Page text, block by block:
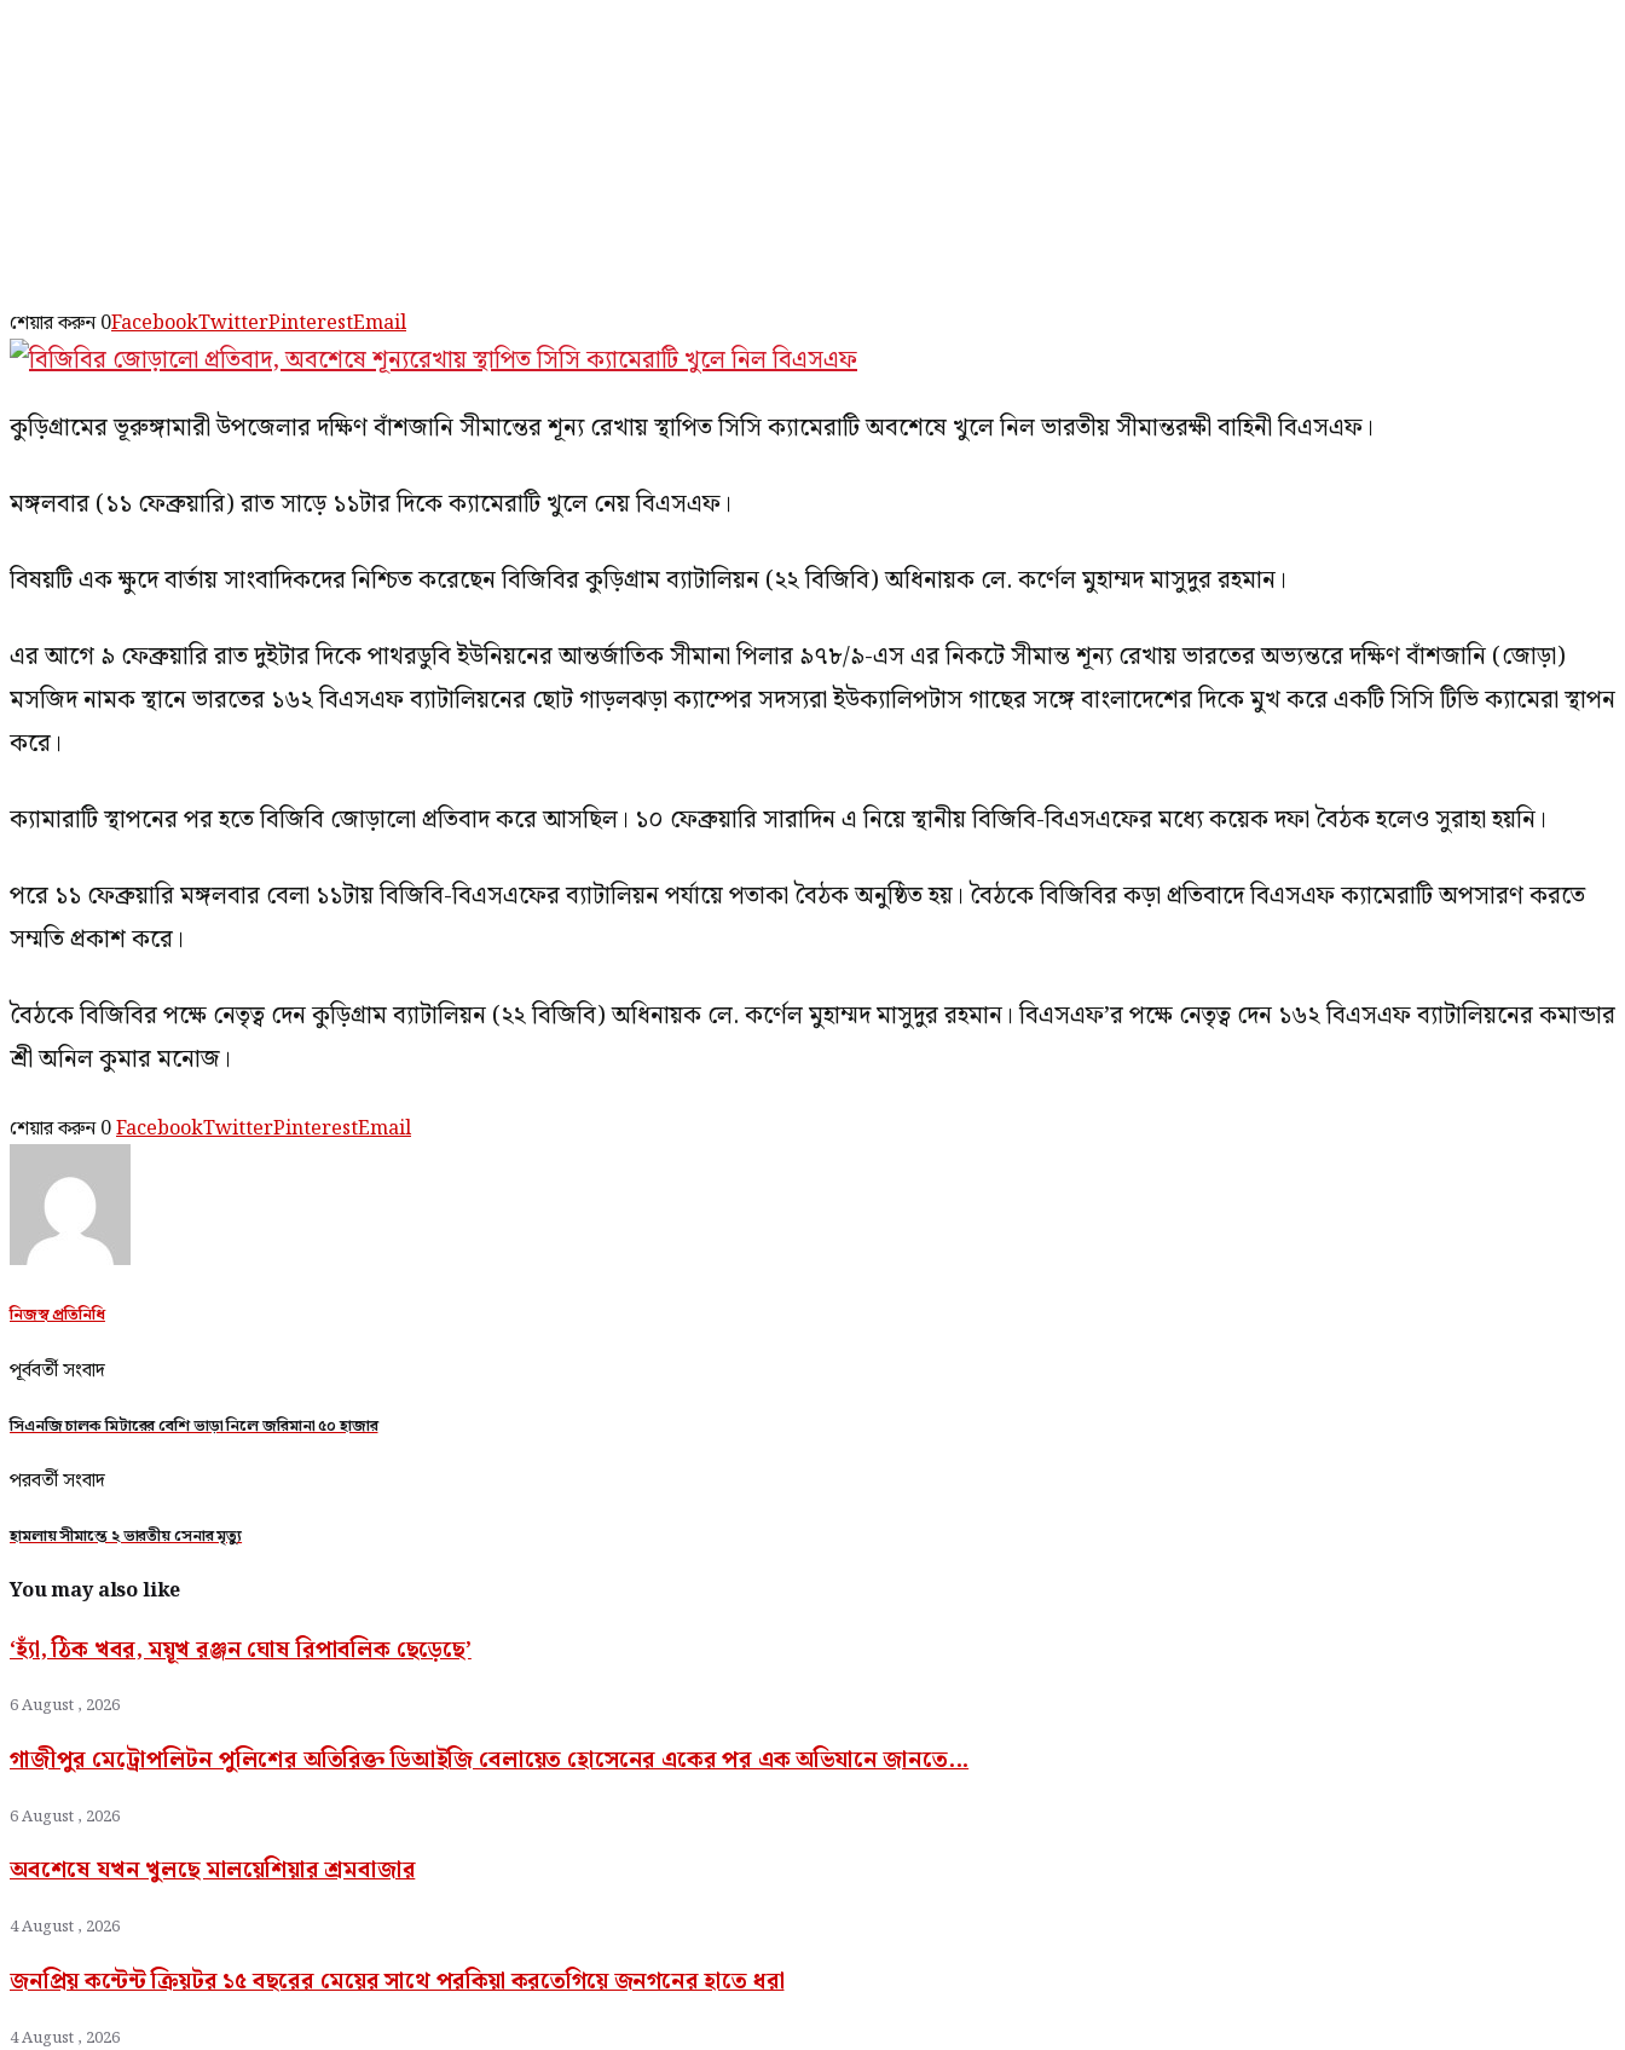
শেয়ার করুন 0FacebookTwitterPinterestEmail
কুড়িগ্রামের ভূরুঙ্গামারী উপজেলার দক্ষিণ বাঁশজানি সীমান্তের শূন্য রেখায় স্থাপিত সিসি ক্যামেরাটি অবশেষে খুলে নিল ভারতীয় সীমান্তরক্ষী বাহিনী বিএসএফ।
মঙ্গলবার (১১ ফেব্রুয়ারি) রাত সাড়ে ১১টার দিকে ক্যামেরাটি খুলে নেয় বিএসএফ।
বিষয়টি এক ক্ষুদে বার্তায় সাংবাদিকদের নিশ্চিত করেছেন বিজিবির কুড়িগ্রাম ব্যাটালিয়ন (২২ বিজিবি) অধিনায়ক লে. কর্ণেল মুহাম্মদ মাসুদুর রহমান।
এর আগে ৯ ফেব্রুয়ারি রাত দুইটার দিকে পাথরডুবি ইউনিয়নের আন্তর্জাতিক সীমানা পিলার ৯৭৮/৯-এস এর নিকটে সীমান্ত শূন্য রেখায় ভারতের অভ্যন্তরে দক্ষিণ বাঁশজানি (জোড়া)
মসজিদ নামক স্থানে ভারতের ১৬২ বিএসএফ ব্যাটালিয়নের ছোট গাড়লঝড়া ক্যাম্পের সদস্যরা ইউক্যালিপটাস গাছের সঙ্গে বাংলাদেশের দিকে মুখ করে একটি সিসি টিভি ক্যামেরা স্থাপন
করে।
ক্যামারাটি স্থাপনের পর হতে বিজিবি জোড়ালো প্রতিবাদ করে আসছিল। ১০ ফেব্রুয়ারি সারাদিন এ নিয়ে স্থানীয় বিজিবি-বিএসএফের মধ্যে কয়েক দফা বৈঠক হলেও সুরাহা হয়নি।
পরে ১১ ফেব্রুয়ারি মঙ্গলবার বেলা ১১টায় বিজিবি-বিএসএফের ব্যাটালিয়ন পর্যায়ে পতাকা বৈঠক অনুষ্ঠিত হয়। বৈঠকে বিজিবির কড়া প্রতিবাদে বিএসএফ ক্যামেরাটি অপসারণ করতে
সম্মতি প্রকাশ করে।
বৈঠকে বিজিবির পক্ষে নেতৃত্ব দেন কুড়িগ্রাম ব্যাটালিয়ন (২২ বিজিবি) অধিনায়ক লে. কর্ণেল মুহাম্মদ মাসুদুর রহমান। বিএসএফ’র পক্ষে নেতৃত্ব দেন ১৬২ বিএসএফ ব্যাটালিয়নের কমান্ডার
শ্রী অনিল কুমার মনোজ।
শেয়ার করুন 0FacebookTwitterPinterestEmail
নিজস্ব প্রতিনিধি
পূর্ববর্তী সংবাদ
সিএনজি চালক মিটারের বেশি ভাড়া নিলে জরিমানা ৫০ হাজার
পরবর্তী সংবাদ
হামলায় সীমান্তে ২ ভারতীয় সেনার মৃত্যু
You may also like
‘হ্যাঁ, ঠিক খবর, ময়ূখ রঞ্জন ঘোষ রিপাবলিক ছেড়েছে’
6 August , 2026
গাজীপুর মেট্রোপলিটন পুলিশের অতিরিক্ত ডিআইজি বেলায়েত হোসেনের একের পর এক অভিযানে জানতে...
6 August , 2026
অবশেষে যখন খুলছে মালয়েশিয়ার শ্রমবাজার
4 August , 2026
জনপ্রিয় কন্টেন্ট ক্রিয়টর ১৫ বছরের মেয়ের সাথে পরকিয়া করতেগিয়ে জনগনের হাতে ধরা
4 August , 2026